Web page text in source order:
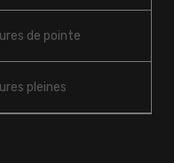
de pointe
pleines